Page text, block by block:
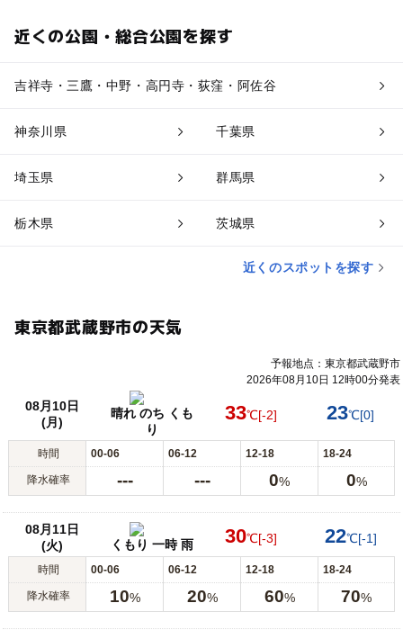
近くの公園・総合公園を探す
吉祥寺・三鷹・中野・高円寺・荻窪・阿佐谷
神奈川県 千葉県
埼玉県 群馬県
栃木県 茨城県
近くのスポットを探す
東京都武蔵野市の天気
予報地点：東京都武蔵野市
2026年08月10日 12時00分発表
08月10日
(月)
晴れ のち くも
り
33℃[-2] 23℃[0]
時間 00-06 06-12 12-18 18-24
降水確率 --- --- 0% 0%
08月11日
(火)
くもり 一時 雨 30℃[-3] 22℃[-1]
時間 00-06 06-12 12-18 18-24
降水確率 10% 20% 60% 70%